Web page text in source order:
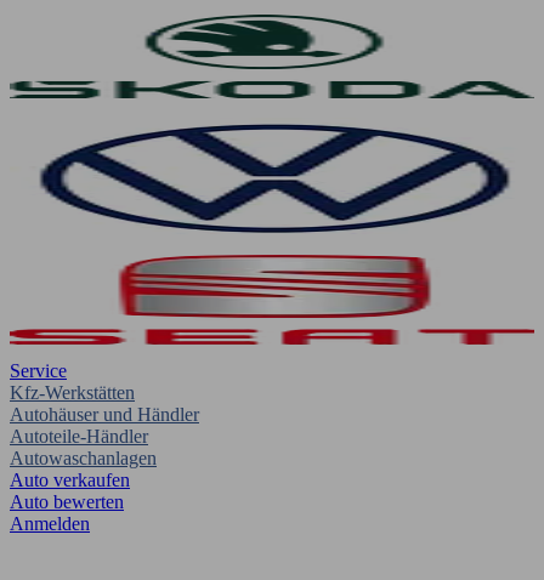
Service
Kfz-Werkstätten
Autohäuser und Händler
Autoteile-Händler
Autowaschanlagen
Auto verkaufen
Auto bewerten
Anmelden